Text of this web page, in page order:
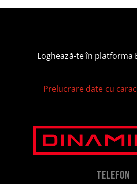
Loghează-te în platforma
Prelucrare date cu
telefon